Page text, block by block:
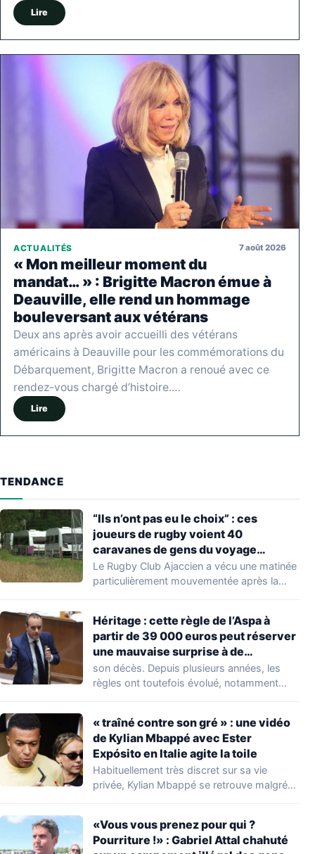
Lire
ACTUALITÉS 7 août 2026
« Mon meilleur moment du
mandat… » : Brigitte Macron émue à
Deauville, elle rend un hommage
bouleversant aux vétérans
Deux ans après avoir accueilli des vétérans
américains à Deauville pour les commémorations du
Débarquement, Brigitte Macron a renoué avec ce
rendez-vous chargé d’histoire.…
Lire
TENDANCE
“Ils n’ont pas eu le choix” : ces
joueurs de rugby voient 40
caravanes de gens du voyage
s’installer dans leur stade, ils les
délogent en moins d’1 heure
Le Rugby Club Ajaccien a vécu une matinée
particulièrement mouvementée après la
Héritage : cette règle de l’Aspa à
partir de 39 000 euros peut réserver
une mauvaise surprise à de
nombreuses familles
son décès. Depuis plusieurs années, les
règles ont toutefois évolué, notamment
« traîné contre son gré » : une vidéo
de Kylian Mbappé avec Ester
Expósito en Italie agite la toile
Habituellement très discret sur sa vie
privée, Kylian Mbappé se retrouve malgré
«Vous vous prenez pour qui ?
Pourriture !» : Gabriel Attal chahuté